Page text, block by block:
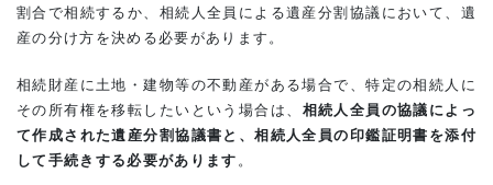
か
調
査
る
相続人
調査の
割合で相続するか、相続人全員による遺産分割協議において、遺
産の分け方を決める必要があります。
相続財産に土地・建物等の不動産がある場合で、特定の相続人に
その所有権を移転したいという場合は、 相続人全員の協議によっ
て作成された遺産分割協議書と、相続人全員の印鑑証明書を添付
して手続きする必要があります 。